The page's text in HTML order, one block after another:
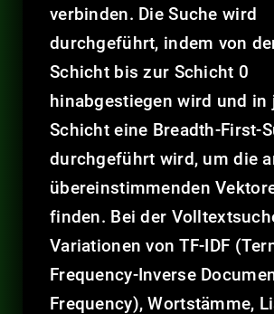
verbinden. Die Suche wird
durchgeführt, indem von
Schicht bis zur Schicht 0
hinabgestiegen wird und in
Schicht eine Breadth-First-
durchgeführt wird, um die
übereinstimmenden
finden. Bei der
Variationen von TF-IDF
Frequency-Inverse
Frequency), Wortstämme,